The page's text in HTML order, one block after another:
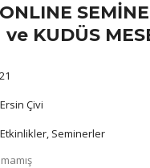
ve KUDÜS
Ersin Çivi
Etkinlikler, Seminerler